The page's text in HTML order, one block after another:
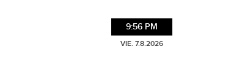
9:56 PM
VIE. 7.8.2026